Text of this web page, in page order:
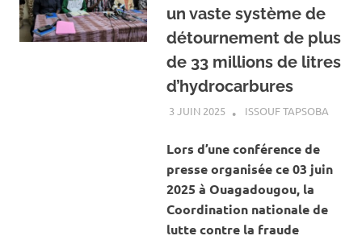
un vaste système de
détournement de plus
de 33 millions de litres
d’hydrocarbures
3 JUIN 2025 ISSOUF TAPSOBAA LA
Lors d’une conférence de
presse organisée ce 03 juin
2025 à Ouagadougou, la
Coordination nationale de
lutte contre la fraude